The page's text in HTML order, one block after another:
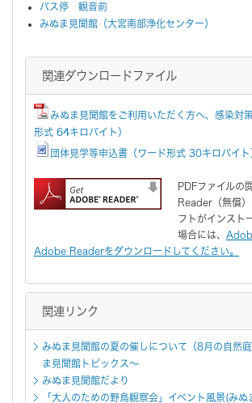
バス停 観音前
みぬま見聞館（大宮南部浄化センター）
関連ダウンロードファイル
みぬま見聞館をご利用いただく方へ、感染対
形式 64キロバイト）
団体見学等申込書（ワード形式 30キロバイト
PDFファイルの
Reader（無償
フトがインスト
場合には、
Adobe Readerをダウンロードしてください。
関連リンク
みぬま見聞館の夏の催しについて（8月の自然
ま見聞館トピックス～
みぬま見聞館だより
「大人のための野鳥観察会」イベント風景(みぬ